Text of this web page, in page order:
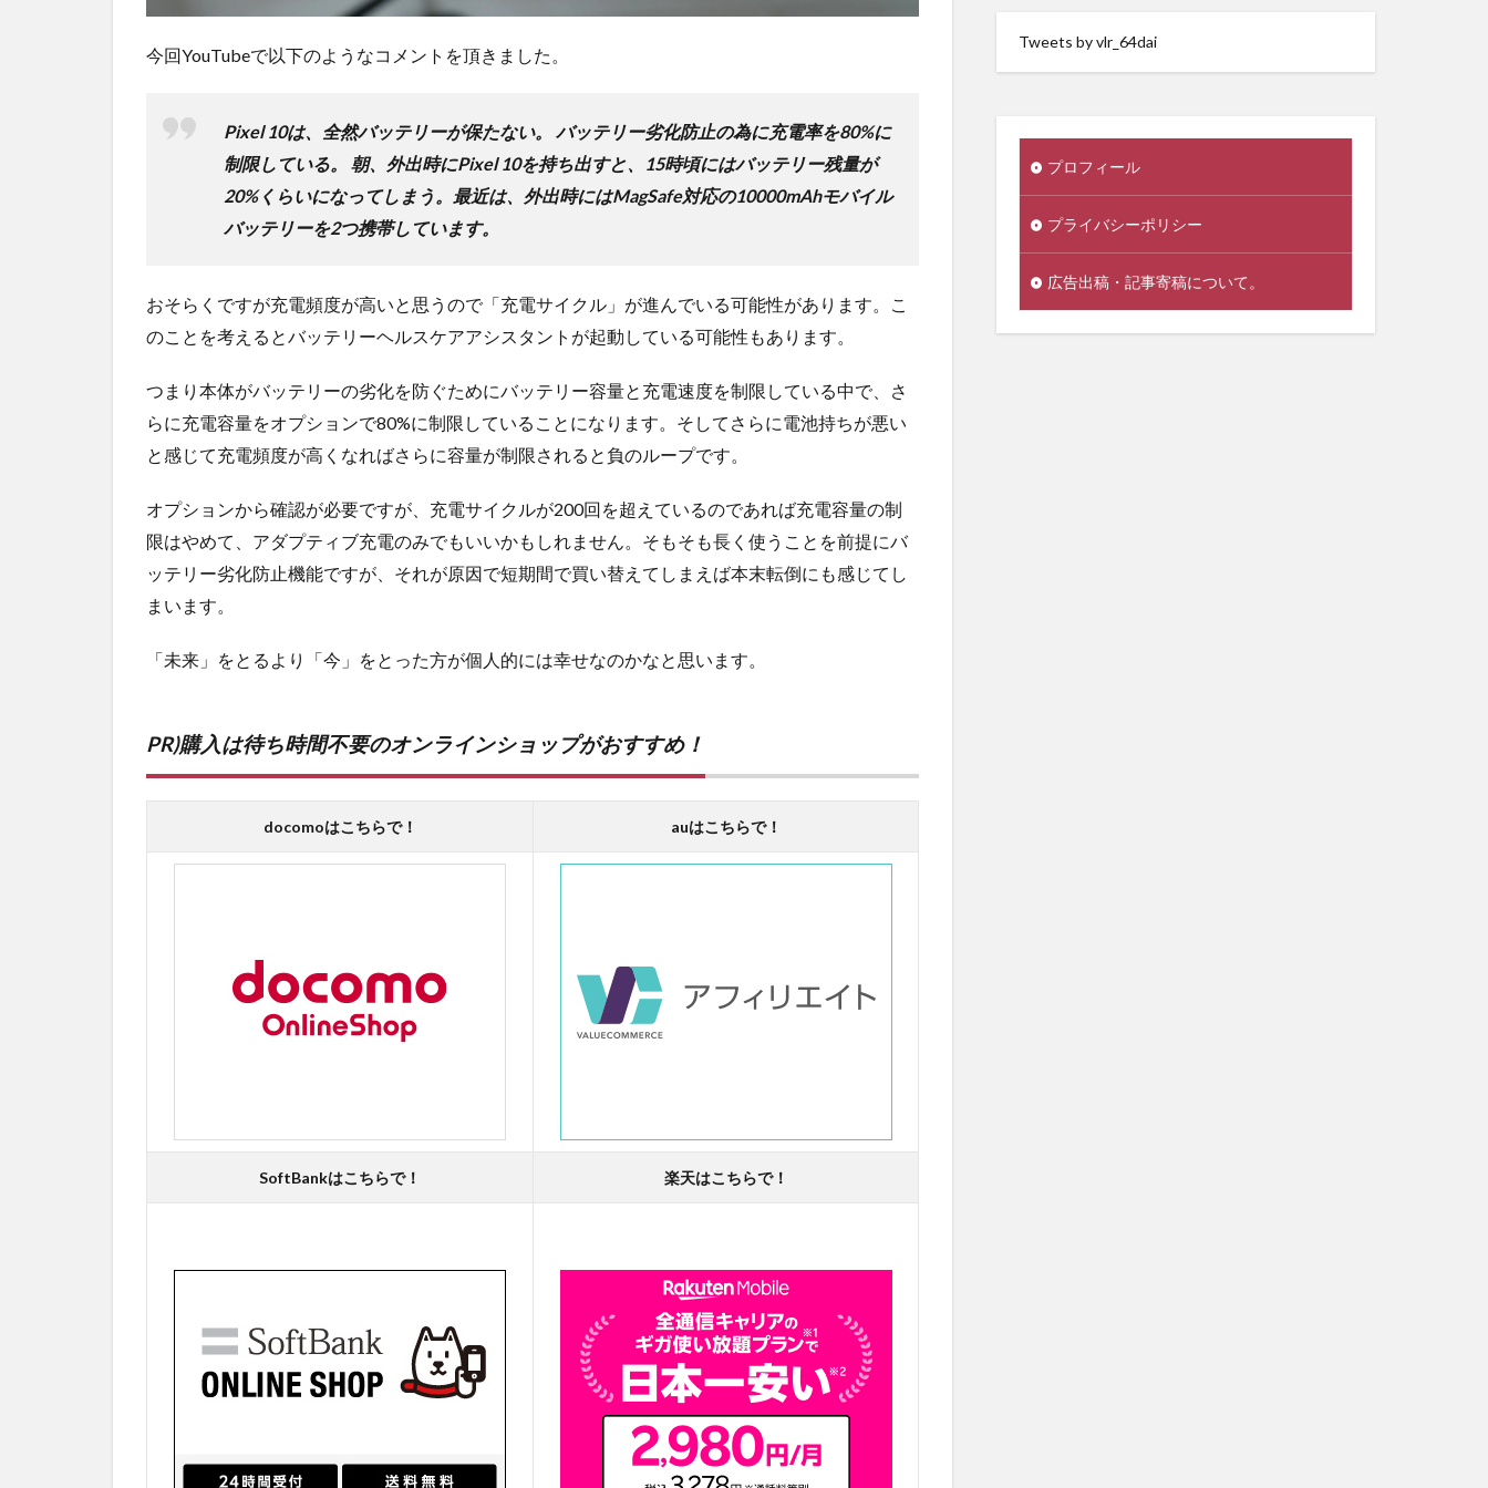
今回YouTubeで以下のようなコメントを頂きました。
Pixel 10は、全然バッテリーが保たない。
バッテリー劣化防止の為に充電率を80%に
制限している。
朝、外出時にPixel 10を持ち出すと、15時頃にはバッテリー残量が
20%くらいになってしまう。最近は、外出時にはMagSafe対応の10000mAhモバイル
バッテリーを2つ携帯しています。
おそらくですが充電頻度が高いと思うので「充電サイクル」が進んでいる可能性があります。こ
のことを考えるとバッテリーヘルスケアアシスタントが起動している可能性もあります。
つまり本体がバッテリーの劣化を防ぐためにバッテリー容量と充電速度を制限している中で、さ
らに充電容量をオプションで80%に制限していることになります。そしてさらに電池持ちが悪い
と感じて充電頻度が高くなればさらに容量が制限されると負のループです。
オプションから確認が必要ですが、充電サイクルが200回を超えているのであれば充電容量の制
限はやめて、アダプティブ充電のみでもいいかもしれません。そもそも長く使うことを前提にバ
ッテリー劣化防止機能ですが、それが原因で短期間で買い替えてしまえば本末転倒にも感じてし
まいます。
「未来」をとるより「今」をとった方が個人的には幸せなのかなと思います。
PR)購入は待ち時間不要のオンラインショップがおすすめ！
docomoはこちらで！ auはこちらで！
SoftBankはこちらで！ 楽天はこちらで！
Tweets by vlr_64dai
プロフィール
プライバシーポリシー
広告出稿・記事寄稿について。